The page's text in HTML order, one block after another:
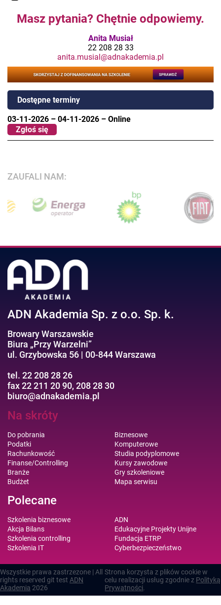
Masz pytania? Chętnie odpowiemy.
Anita Musiał
22 208 28 33
anita.musial@adnakademia.pl
Dostępne terminy
03-11-2026 – 04-11-2026 – Online
Zgłoś się
ZAUFALI NAM:
ADN Akademia Sp. z o.o. Sp. k.
Browary Warszawskie
Biura „Przy Warzelni”
ul. Grzybowska 56 | 00-844 Warszawa
tel. 22 208 28 26
fax 22 211 20 90, 208 28 30
biuro@adnakademia.pl
Na skróty
Do pobrania
Podatki
Rachunkowość
Finanse/Controlling
Branże
Budżet
Biznesowe
Komputerowe
Studia podyplomowe
Kursy zawodowe
Gry szkoleniowe
Mapa serwisu
Polecane
Szkolenia biznesowe
Akcja Bilans
Szkolenia controlling
Szkolenia IT
ADN
Edukacyjne Projekty Unijne
Fundacja ETRP
Cyberbezpieczeństwo
Wszystkie prawa zastrzezone | All
rights reserved git test ADN
Akademia 2026
Strona korzysta z plików cookie w
celu realizacji usług zgodnie z Polityką
Prywatności.